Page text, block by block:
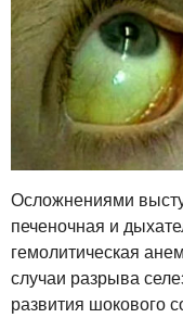
Осложнениями
печеночная и
гемолитическая
случаи разрыва
развития шокового